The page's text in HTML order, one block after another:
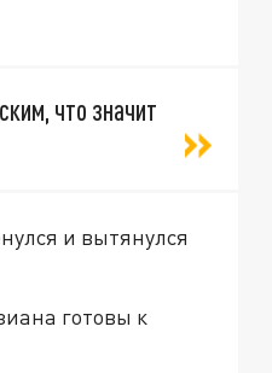
что значит
и вытянулся
готовы к